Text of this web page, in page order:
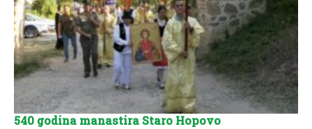
540 godina manastira Staro Hopovo